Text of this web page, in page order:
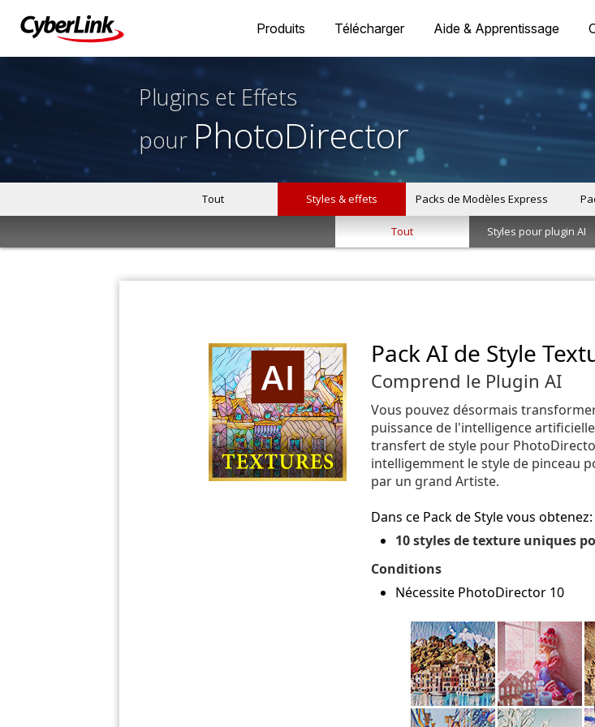
Produits Télécharger Aide & Apprentissage
Plugins et Effets
pour PhotoDirector
Tout Styles & effets Packs de Modèles Express
Tout Styles pour plugin AI
Pack AI de Style
Comprend le Plugin AI
Vous pouvez désormais
puissance de l'intelligence
transfert de style pour
intelligemment le style de pinceau
par un grand Artiste.
Dans ce Pack de Style vous obtenez:
10 styles de texture uniques
Conditions
Nécessite PhotoDirector 10